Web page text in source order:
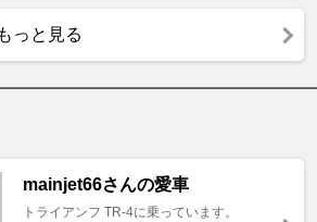
っと見る
mainjet66さんの愛車
トライアンフ TR-4に乗っています。